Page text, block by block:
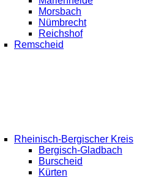
Morsbach
Nümbrecht
Reichshof
Remscheid
Rheinisch-Bergischer Kreis
Bergisch-Gladbach
Burscheid
Kürten